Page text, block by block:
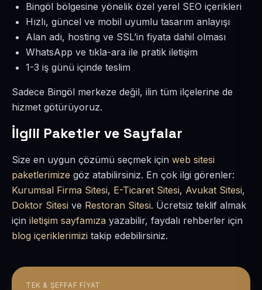
Bingöl bölgesine yönelik özel yerel SEO içerikleri
Hızlı, güncel ve mobil uyumlu tasarım anlayışı
Alan adı, hosting ve SSL’in fiyata dahil olması
WhatsApp ve tıkla-ara ile pratik iletişim
1-3 iş günü içinde teslim
Sadece Bingöl merkeze değil, ilin tüm ilçelerine de
hizmet götürüyoruz.
İlgili Paketler ve Sayfalar
Size en uygun çözümü seçmek için web sitesi
paketlerimize göz atabilirsiniz. En çok ilgi görenler:
Kurumsal Firma Sitesi, E-Ticaret Sitesi, Avukat Sitesi,
Doktor Sitesi ve Restoran Sitesi. Ücretsiz teklif almak
için iletişim sayfamıza yazabilir, faydalı rehberler için
blog içeriklerimizi takip edebilirsiniz.
TEK & ŞEFFAF FIYAT